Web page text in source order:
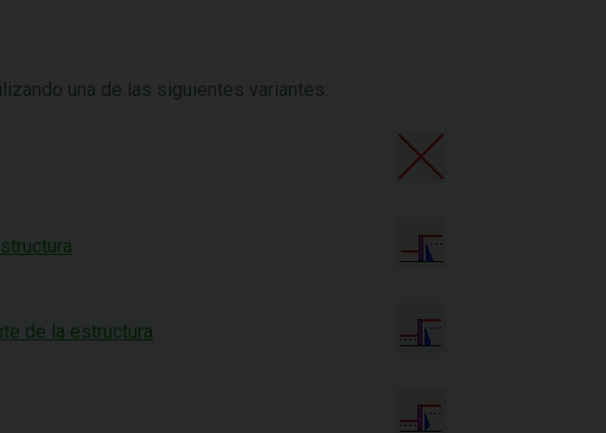
una de las siguientes variantes:
de la estructura